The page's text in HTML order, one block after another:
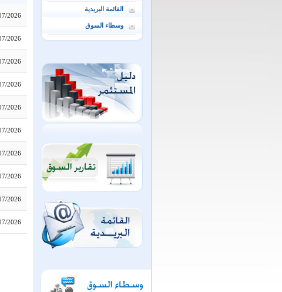
القائمة البريدية
وسطاء السوق
2026
2026
2026
2026
2026
2026
2026
2026
2026
2026